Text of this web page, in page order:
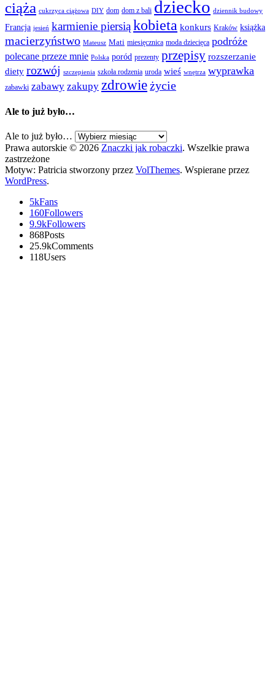
ciąża cukrzyca ciążowa DIY dom dom z bali dziecko dziennik budowy
Francja jesień karmienie piersiąkobieta konkurs Kraków książka
macierzyństwo Mateusz Mati miesięcznica moda dziecięca podróże
polecane przeze mnie Polska poród prezenty przepisy rozszerzanie
diety rozwój szczepienia szkoła rodzenia uroda wieś wnętrza wyprawka
zabawki zabawy zakupy zdrowieżycie
Ale to już było…
Ale to już było…
Prawa autorskie © 2026 Znaczki jak robaczki. Wszelkie prawa
zastrzeżone
Motyw: Patricia stworzony przez VolThemes. Wspierane przez
WordPress.
5kFans
160Followers
9.9kFollowers
868Posts
25.9kComments
118Users